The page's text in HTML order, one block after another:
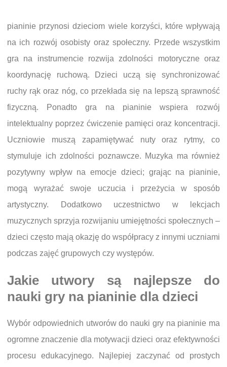
pianinie przynosi dzieciom wiele korzyści, które wpływają
na ich rozwój osobisty oraz społeczny. Przede wszystkim
gra na instrumencie rozwija zdolności motoryczne oraz
koordynację ruchową. Dzieci uczą się synchronizować
ruchy rąk oraz nóg, co przekłada się na lepszą sprawność
fizyczną. Ponadto gra na pianinie wspiera rozwój
intelektualny poprzez ćwiczenie pamięci oraz koncentracji.
Uczniowie muszą zapamiętywać nuty oraz rytmy, co
stymuluje ich zdolności poznawcze. Muzyka ma również
pozytywny wpływ na emocje dzieci; grając na pianinie,
mogą wyrażać swoje uczucia i przeżycia w sposób
artystyczny. Dodatkowo uczestnictwo w lekcjach
muzycznych sprzyja rozwijaniu umiejętności społecznych –
dzieci często mają okazję do współpracy z innymi uczniami
podczas zajęć grupowych czy występów.
Jakie utwory są najlepsze do
nauki gry na pianinie dla dzieci
Wybór odpowiednich utworów do nauki gry na pianinie ma
ogromne znaczenie dla motywacji dzieci oraz efektywności
procesu edukacyjnego. Najlepiej zaczynać od prostych